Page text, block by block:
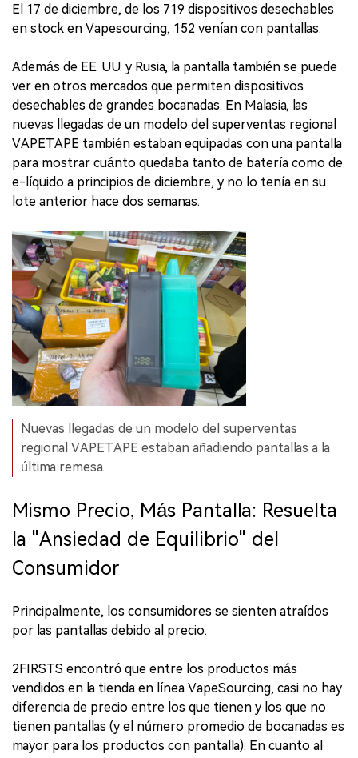
El 17 de diciembre, de los 719 dispositivos desechables
en stock en Vapesourcing, 152 venían con pantallas.
Además de EE. UU. y Rusia, la pantalla también se puede
ver en otros mercados que permiten dispositivos
desechables de grandes bocanadas. En Malasia, las
nuevas llegadas de un modelo del superventas regional
VAPETAPE también estaban equipadas con una pantalla
para mostrar cuánto quedaba tanto de batería como de
e-líquido a principios de diciembre, y no lo tenía en su
lote anterior hace dos semanas.
Nuevas llegadas de un modelo del superventas
regional VAPETAPE estaban añadiendo pantallas a la
última remesa.
Mismo Precio, Más Pantalla: Resuelta
la "Ansiedad de Equilibrio" del
Consumidor
Principalmente, los consumidores se sienten atraídos
por las pantallas debido al precio.
2FIRSTS encontró que entre los productos más
vendidos en la tienda en línea VapeSourcing, casi no hay
diferencia de precio entre los que tienen y los que no
tienen pantallas (y el número promedio de bocanadas es
mayor para los productos con pantalla). En cuanto al